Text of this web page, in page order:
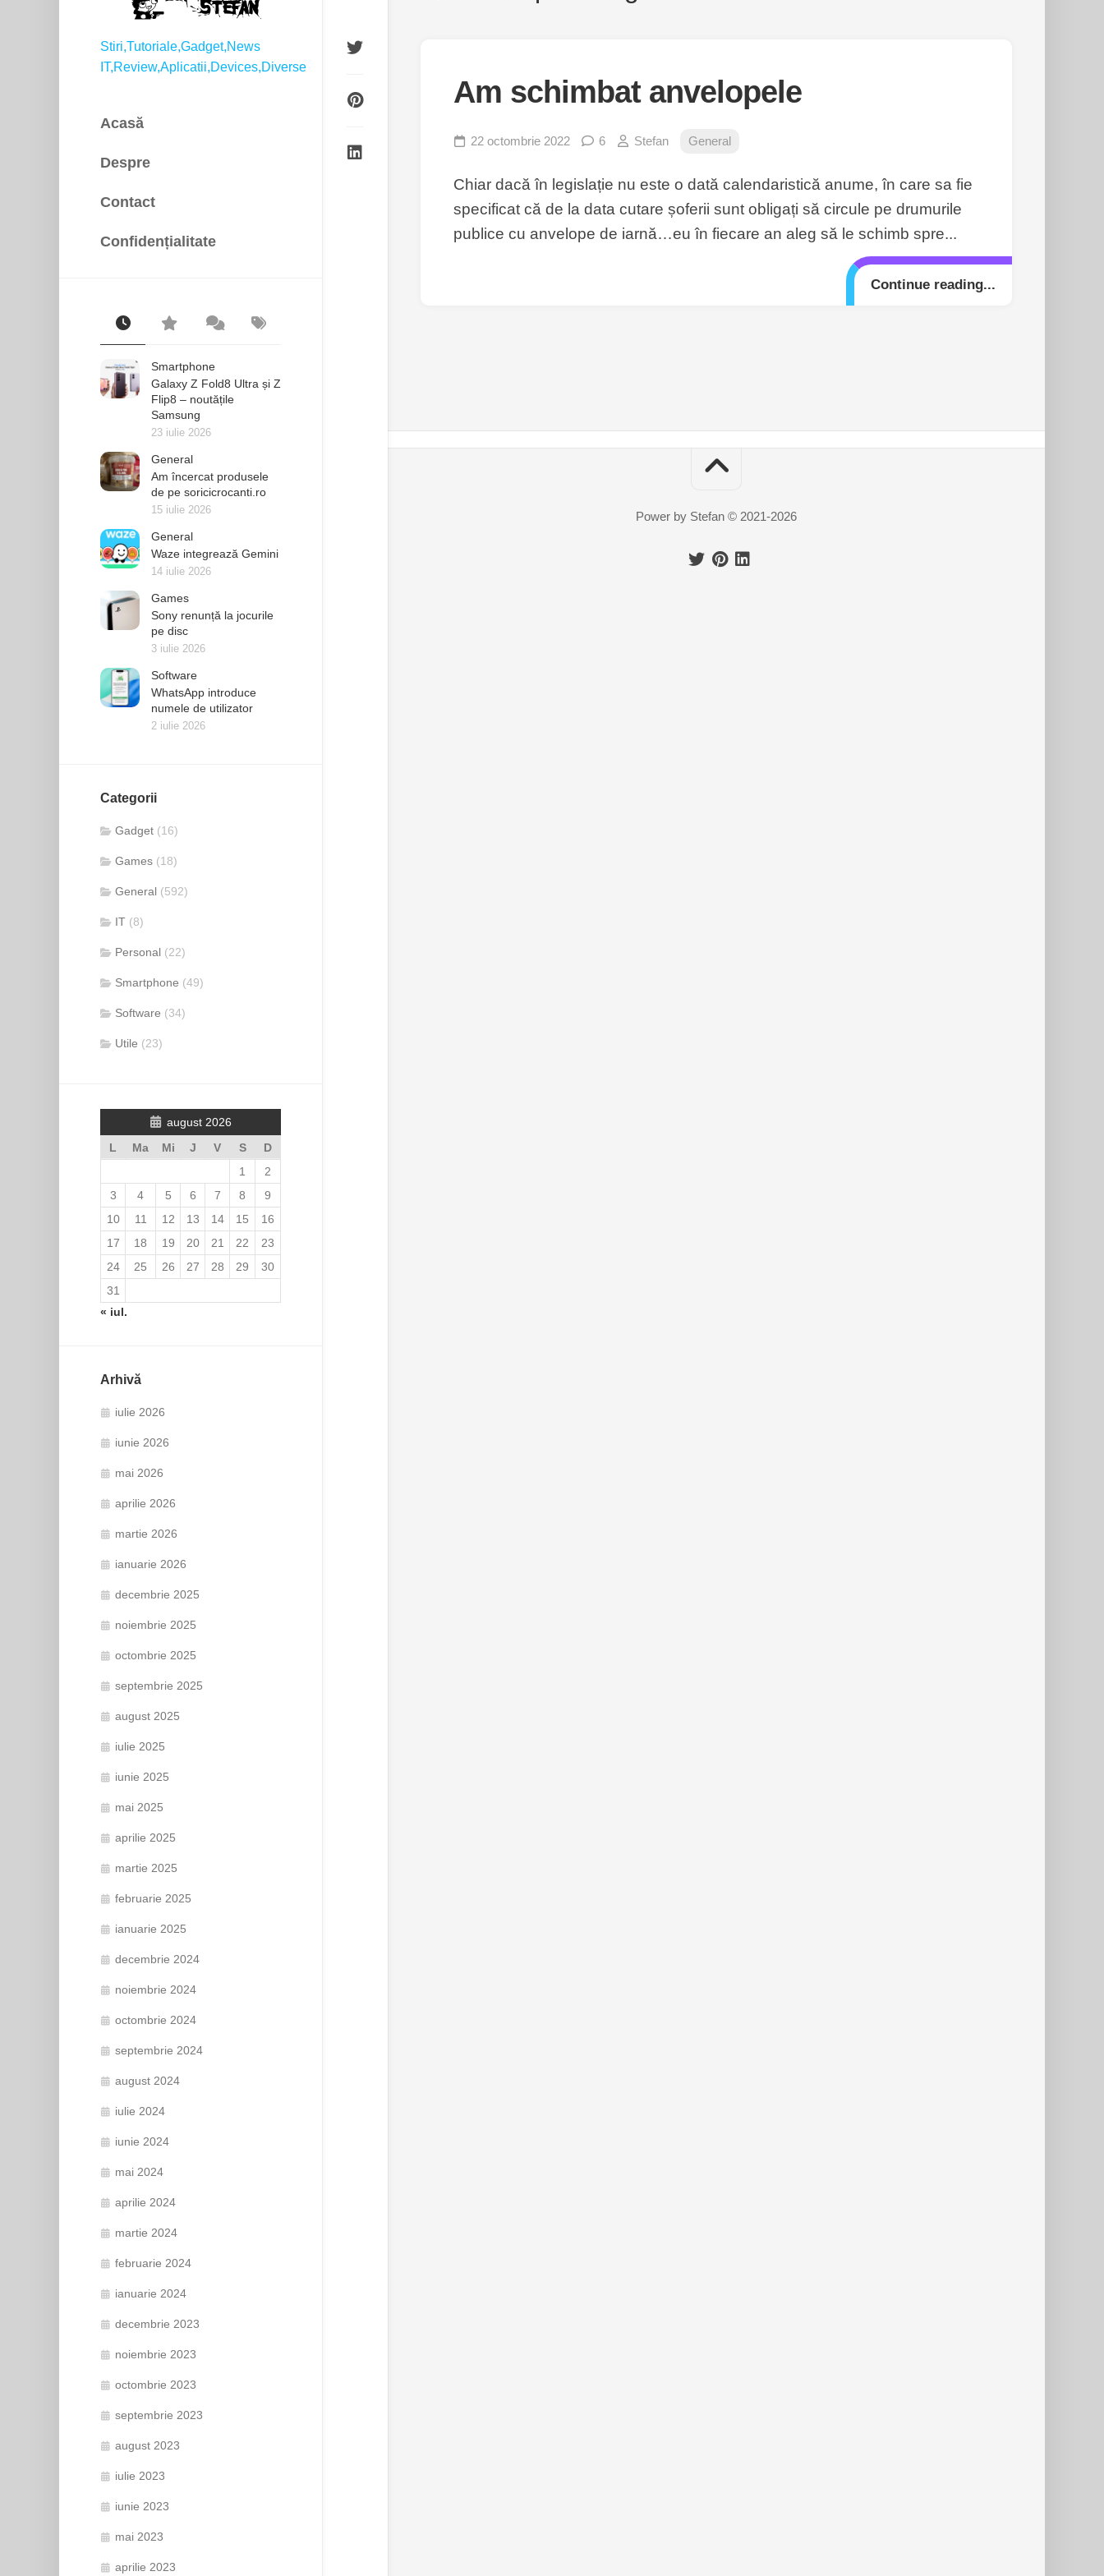
Stiri,Tutoriale,Gadget,News
IT,Review,Aplicatii,Devices,Diverse
Acasă
Despre
Contact
Confidențialitate
Smartphone
Galaxy Z Fold8 Ultra și Z
Flip8 – noutățile
Samsung
23 iulie 2026
General
Am încercat produsele
de pe soricicrocanti.ro
15 iulie 2026
General
Waze integrează Gemini
14 iulie 2026
Games
Sony renunță la jocurile
pe disc
3 iulie 2026
Software
WhatsApp introduce
numele de utilizator
2 iulie 2026
Categorii
Gadget (16)
Games (18)
General (592)
IT (8)
Personal (22)
Smartphone (49)
Software (34)
Utile (23)
august 2026
L
Ma Mi J V S
D
1
2
3
4 5 6 7 8
9
10
11 12 13 14 15
16
17
18 19 20 21 22
23
24
25 26 27 28 29
30
31
« iul.
Arhivă
iulie 2026
iunie 2026
mai 2026
aprilie 2026
martie 2026
ianuarie 2026
decembrie 2025
noiembrie 2025
octombrie 2025
septembrie 2025
august 2025
iulie 2025
iunie 2025
mai 2025
aprilie 2025
martie 2025
februarie 2025
ianuarie 2025
decembrie 2024
noiembrie 2024
octombrie 2024
septembrie 2024
august 2024
iulie 2024
iunie 2024
mai 2024
aprilie 2024
martie 2024
februarie 2024
ianuarie 2024
decembrie 2023
noiembrie 2023
octombrie 2023
septembrie 2023
august 2023
iulie 2023
iunie 2023
mai 2023
aprilie 2023
Am schimbat anvelopele
22 octombrie 2022 6 Stefan General
Chiar dacă în legislație nu este o dată calendaristică anume, în care sa fie
specificat că de la data cutare șoferii sunt obligați să circule pe drumurile
publice cu anvelope de iarnă…eu în fiecare an aleg să le schimb spre...
Continue reading...
Power by Stefan © 2021-2026